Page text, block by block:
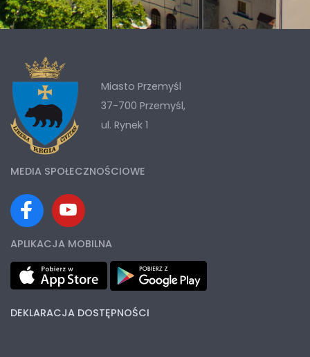
Miasto Przemyśl
37-700 Przemyśl,
ul. Rynek 1
MEDIA SPOŁECZNOŚCIOWE
APLIKACJA MOBILNA
DEKLARACJA DOSTĘPNOŚCI